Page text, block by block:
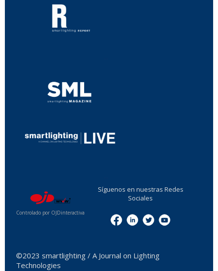
Controlado por OJDinteractiva
Síguenos en nuestras Redes
Sociales
©2023 smartlighting / A Journal on Lighting
Technologies